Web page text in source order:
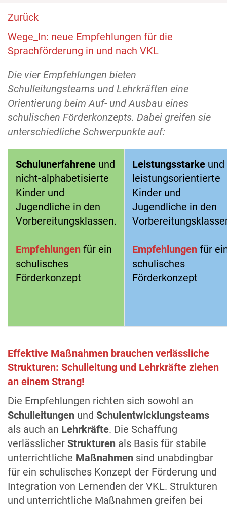
Zurück
Wege_In: neue Empfehlungen für die
Sprachförderung in und nach VKL
Die vier Empfehlungen bieten
Schulleitungsteams und Lehrkräften eine
Orientierung beim Auf- und Ausbau eines
schulischen Förderkonzepts. Dabei greifen sie
unterschiedliche Schwerpunkte auf:
Schulunerfahrene und
nicht-alphabetisierte
Kinder und
Jugendliche in den
Vorbereitungsklassen.
Empfehlungen für ein
schulisches
Förderkonzept
Leistungsstarke und
leistungsorientierte
Kinder und
Jugendliche in den
Empfehlungen für
schulisches
Förderkonzept
Effektive Maßnahmen brauchen verlässliche
Strukturen: Schulleitung und Lehrkräfte ziehen
an einem Strang!
Die Empfehlungen richten sich sowohl an
Schulleitungen und Schulentwicklungsteams
als auch an Lehrkräfte. Die Schaffung
verlässlicher Strukturen als Basis für stabile
unterrichtliche Maßnahmen sind unabdingbar
für ein schulisches Konzept der Förderung und
Integration von Lernenden der VKL. Strukturen
und unterrichtliche Maßnahmen greifen bei